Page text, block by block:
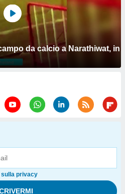
da calcio a Narathiwat, in
sulla privacy